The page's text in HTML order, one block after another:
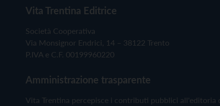
Vita Trentina Editrice
Società Cooperativa
Via Monsignor Endrici, 14 – 38122 Trento
P.IVA e C.F. 00199960220
Amministrazione trasparente
Vita Trentina percepisce i contributi pubblici all'editoria